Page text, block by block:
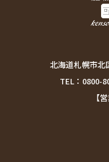
北海道札幌市北
TEL：0800-
【